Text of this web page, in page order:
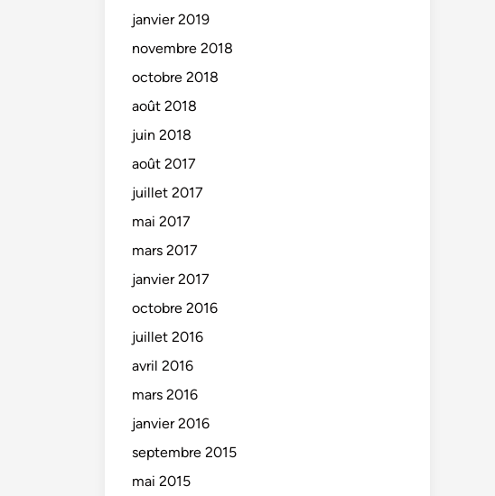
janvier 2019
novembre 2018
octobre 2018
août 2018
juin 2018
août 2017
juillet 2017
mai 2017
mars 2017
janvier 2017
octobre 2016
juillet 2016
avril 2016
mars 2016
janvier 2016
septembre 2015
mai 2015